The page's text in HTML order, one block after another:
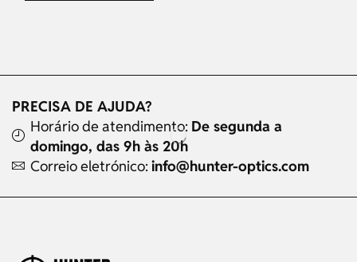
PRECISA DE AJUDA?
Horário de atendimento: De segunda a
domingo, das 9h às 20h
Correio eletrónico: info@hunter-optics.com